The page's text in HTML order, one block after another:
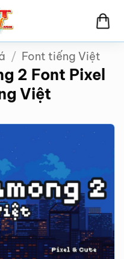
/ Font tiếng Việt
2 Font Pixel
Việt